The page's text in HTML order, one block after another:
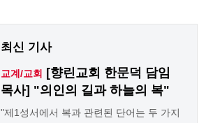
최신 기사
교계/교회
[향린교회 한문덕 담임
목사] "의인의 길과 하늘의 복"
"제1성서에서 복과 관련된 단어는 두 가지